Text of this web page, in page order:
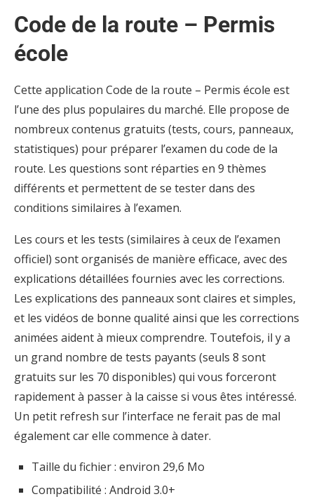
Code de la route – Permis
école
Cette application Code de la route – Permis école est
l’une des plus populaires du marché. Elle propose de
nombreux contenus gratuits (tests, cours, panneaux,
statistiques) pour préparer l’examen du code de la
route. Les questions sont réparties en 9 thèmes
différents et permettent de se tester dans des
conditions similaires à l’examen.
Les cours et les tests (similaires à ceux de l’examen
officiel) sont organisés de manière efficace, avec des
explications détaillées fournies avec les corrections.
Les explications des panneaux sont claires et simples,
et les vidéos de bonne qualité ainsi que les corrections
animées aident à mieux comprendre. Toutefois, il y a
un grand nombre de tests payants (seuls 8 sont
gratuits sur les 70 disponibles) qui vous forceront
rapidement à passer à la caisse si vous êtes intéressé.
Un petit refresh sur l’interface ne ferait pas de mal
également car elle commence à dater.
Taille du fichier : environ 29,6 Mo
Compatibilité : Android 3.0+